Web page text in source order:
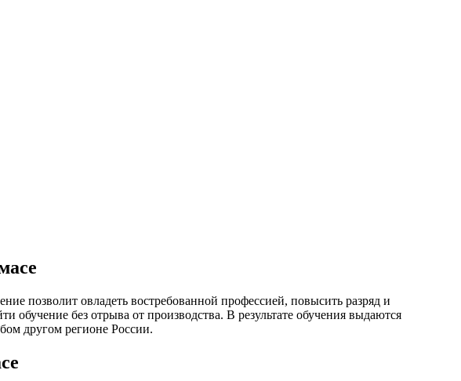
позволит овладеть востребованной профессией, повысить разряд и
без отрыва от производства. В результате обучения выдаются
другом регионе России.